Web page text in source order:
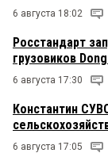
6 августа 18:02
Росстандарт
грузовиков
6 августа 17:30
Константин
6 августа 17:05